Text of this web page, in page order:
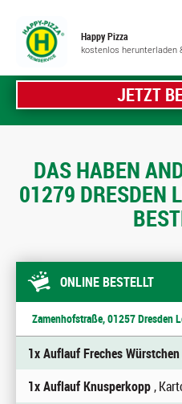
Happy Pizza
kostenlos herunterladen
JETZT
DAS HABEN
01279 DRESDEN
ONLINE BESTELLT
Zamenhofstraße, 01257 Dresden
1x Auflauf Freches Würstchen
1x Auflauf Knusperkopp,